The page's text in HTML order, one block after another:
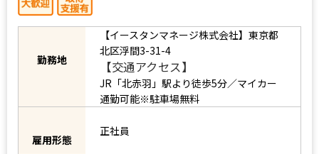
勤務地
【イースタンマネージ株式会社】東京都
北区浮間3-31-4
【交通アクセス】
JR「北赤羽」駅より徒歩5分／マイカー
通勤可能※駐車場無料
雇用形態
正社員